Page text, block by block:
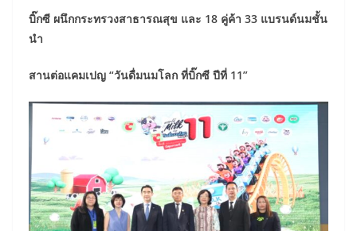
บิ๊กซี ผนึกกระทรวงสาธารณสุข และ 18 คู่ค้า 33 แบรนด์นมชั้น
นำ
สานต่อแคมเปญ “วันดื่มนมโลก ที่บิ๊กซี ปีที่ 11”